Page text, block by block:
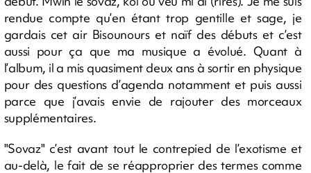
rendue compte qu’en étant trop gentille et sage, je
gardais cet air Bisounours et naïf des débuts et c’est
aussi pour ça que ma musique a évolué. Quant à
l’album, il a mis quasiment deux ans à sortir en physique
pour des questions d’agenda notamment et puis aussi
parce que j’avais envie de rajouter des morceaux
supplémentaires.
"Sovaz" c’est avant tout le contrepied de l’exotisme et
au-delà, le fait de se réapproprier des termes comme